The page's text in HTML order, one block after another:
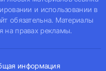
и использовании в
обязательна. Материалы
на правах рекламы.
информация